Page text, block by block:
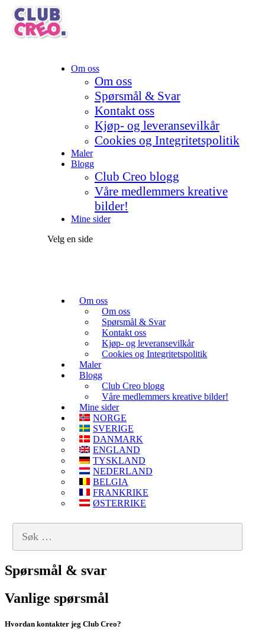
Om oss
Om oss
Spørsmål & Svar
Kontakt oss
Kjøp- og leveransevilkår
Cookies og Integritetspolitik
Maler
Blogg
Club Creo blogg
Våre medlemmers kreative
bilder!
Mine sider
Velg en side
Om oss
Om oss
Spørsmål & Svar
Kontakt oss
Kjøp- og leveransevilkår
Cookies og Integritetspolitik
Maler
Blogg
Club Creo blogg
Våre medlemmers kreative bilder!
Mine sider
NORGE
SVERIGE
DANMARK
ENGLAND
TYSKLAND
NEDERLAND
BELGIA
FRANKRIKE
ØSTERRIKE
Spørsmål & svar
Vanlige spørsmål
Hvordan kontakter jeg Club Creo?